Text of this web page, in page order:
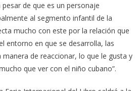
de que es un personaje
al segmento infantil de la
mucho con este por la relación que
entorno en que se desarrolla, las
de reaccionar, lo que le gusta y
que ver con el niño cubano”.